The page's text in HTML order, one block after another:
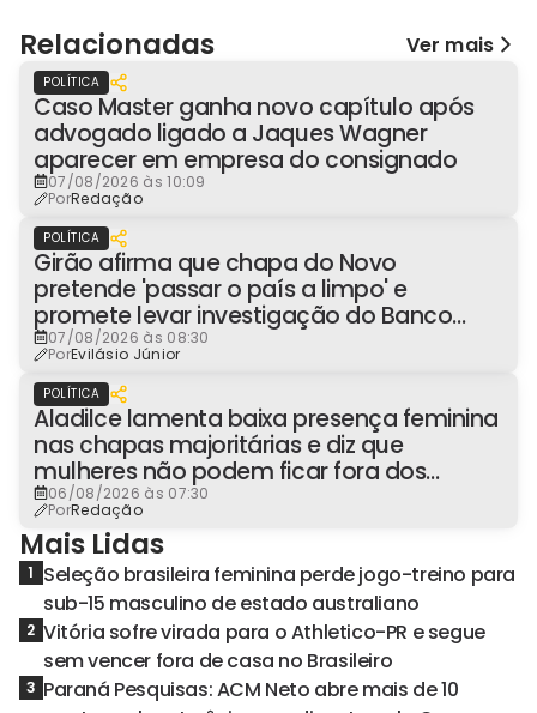
Relacionadas Ver mais
POLÍTICA
Caso Master ganha novo capítulo após
advogado ligado a Jaques Wagner
aparecer em empresa do consignado
07/08/2026 às 10:09
PorRedação
POLÍTICA
Girão afirma que chapa do Novo
pretende 'passar o país a limpo' e
promete levar investigação do Banco
Master à Presidência
07/08/2026 às 08:30
PorEvilásio Júnior
POLÍTICA
Aladilce lamenta baixa presença feminina
nas chapas majoritárias e diz que
mulheres não podem ficar fora dos
espaços de poder
06/08/2026 às 07:30
PorRedação
Mais Lidas
1 Seleção brasileira feminina perde jogo-treino para
sub-15 masculino de estado australiano
2 Vitória sofre virada para o Athletico-PR e segue
sem vencer fora de casa no Brasileiro
3 Paraná Pesquisas: ACM Neto abre mais de 10